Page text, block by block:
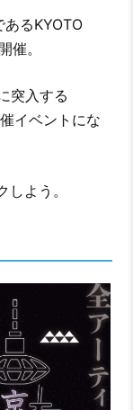
るKYOTO
催。
突入する
イベントにな
よう。